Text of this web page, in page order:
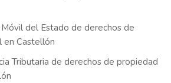
del Estado de derechos de
en Castellón
Tributaria de derechos de propiedad